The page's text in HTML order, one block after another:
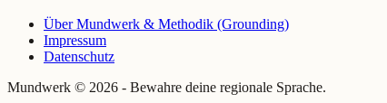
Über Mundwerk & Methodik (Grounding)
Impressum
Datenschutz
Mundwerk © 2026 - Bewahre deine regionale Sprache.